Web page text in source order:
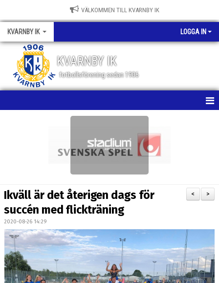
VÄLKOMMEN TILL KVARNBY IK
KVARNBY IK LOGGA IN
KVARNBY IK
fotbollsförening sedan 1906
BILDGALLERI
MEDLEMSKAP
LEDARE
>
<
Ikväll är det återigen dags för
succén med flickträning
2020-08-26 14:29